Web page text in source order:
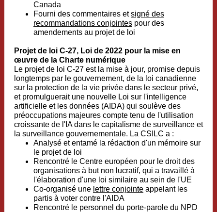
Canada
Fourni des commentaires etsigné des
recommandations conjointes pour des
amendements au projet de loi
Projet de loi C-27, Loi de 2022 pour la mise en
œuvre de la Charte numérique
Le projet de loi C-27 est la mise à jour, promise depuis
longtemps par le gouvernement, de la loi canadienne
sur la protection de la vie privée dans le secteur privé,
et promulguerait une nouvelle Loi sur l'intelligence
artificielle et les données (AIDA) qui soulève des
préoccupations majeures compte tenu de l'utilisation
croissante de l'IA dans le capitalisme de surveillance et
la surveillance gouvernementale. La CSILC a :
Analysé et entamé la rédaction d'un mémoire sur
le projet de loi
Rencontré le Centre européen pour le droit des
organisations à but non lucratif, qui a travaillé à
l'élaboration d'une loi similaire au sein de l'UE
Co-organisé une lettre conjointe appelant les
partis à voter contre l'AIDA
Rencontré le personnel du porte-parole du NPD